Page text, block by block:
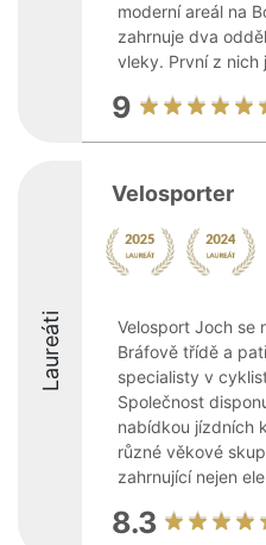
moderní areál na
zahrnuje dva
vleky. První z nich
9
Laureáti
Velosporter
Velosport Joch se
Bráfově třídě a
specialisty v
Společnost
nabídkou jízdních
různé věkové
zahrnující nejen
8.3